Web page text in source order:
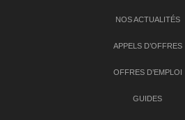
NOS ACTUALITÉS
APPELS D’OFFRES
OFFRES D’EMPLOI
GUIDES